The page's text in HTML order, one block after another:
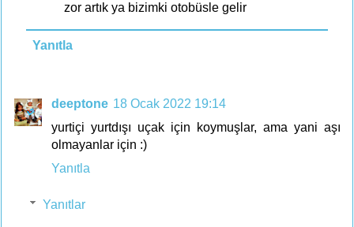
zor artık ya bizimki otobüsle gelir
Yanıtla
deeptone 18 Ocak 2022 19:14
yurtiçi yurtdışı uçak için koymuşlar, ama yani aşı
olmayanlar için :)
Yanıtla
Yanıtlar